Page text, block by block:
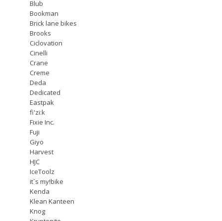
Blub
Bookman
Brick lane bikes
Brooks
Ciclovation
Cinelli
Crane
Creme
Deda
Dedicated
Eastpak
fi'zi:k
Fixie Inc.
Fuji
Giyo
Harvest
HJC
IceToolz
it`s my!bike
Kenda
Klean Kanteen
Knog